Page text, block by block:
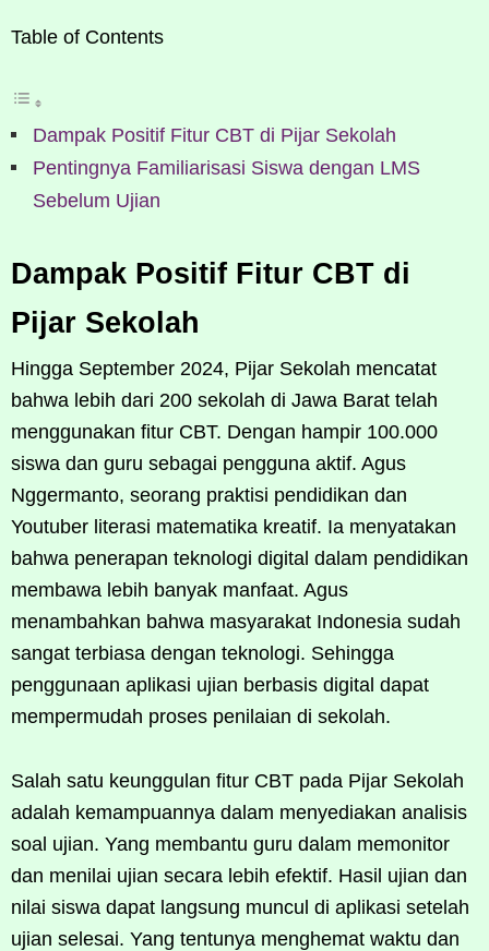
Table of Contents
Dampak Positif Fitur CBT di Pijar Sekolah
Pentingnya Familiarisasi Siswa dengan LMS
Sebelum Ujian
Dampak Positif Fitur CBT di
Pijar Sekolah
Hingga September 2024, Pijar Sekolah mencatat
bahwa lebih dari 200 sekolah di Jawa Barat telah
menggunakan fitur CBT. Dengan hampir 100.000
siswa dan guru sebagai pengguna aktif. Agus
Nggermanto, seorang praktisi pendidikan dan
Youtuber literasi matematika kreatif. Ia menyatakan
bahwa penerapan teknologi digital dalam pendidikan
membawa lebih banyak manfaat. Agus
menambahkan bahwa masyarakat Indonesia sudah
sangat terbiasa dengan teknologi. Sehingga
penggunaan aplikasi ujian berbasis digital dapat
mempermudah proses penilaian di sekolah.
Salah satu keunggulan fitur CBT pada Pijar Sekolah
adalah kemampuannya dalam menyediakan analisis
soal ujian. Yang membantu guru dalam memonitor
dan menilai ujian secara lebih efektif. Hasil ujian dan
nilai siswa dapat langsung muncul di aplikasi setelah
ujian selesai. Yang tentunya menghemat waktu dan